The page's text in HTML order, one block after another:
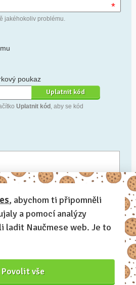
*
jakéhokoliv problému.
poukaz
Uplatnit kód, aby se kód
ke své přihlášce poznamenat.
přihlášky se automaticky
Zatrhni tuto volbu a profil
newsletter
, abychom ti připomněli
a pomocí analýzy
ladit Naučmese web. Je to
Povolit vše